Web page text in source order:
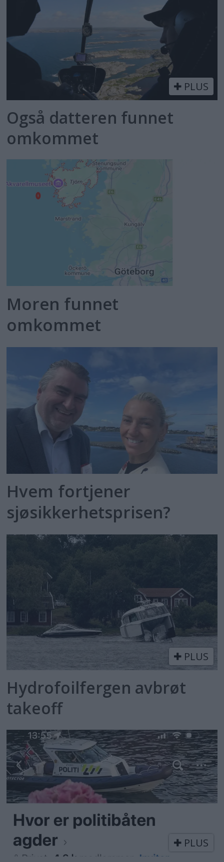
PLUS
Også datteren funnet
omkommet
Moren funnet
omkommet
Hvem fortjener
sjøsikkerhetsprisen?
PLUS
Hydrofoilfergen avbrøt
takeoff
PLUS